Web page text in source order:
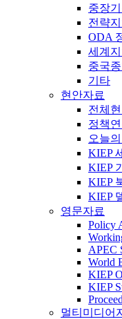
중장
전략
ODA
세계
중국
기타
현안자료
전체
정책
오늘
KIEP
KIEP
KIEP
KIEP
영문자료
Policy
APEC
World
KIEP
KIEP
멀티미디어